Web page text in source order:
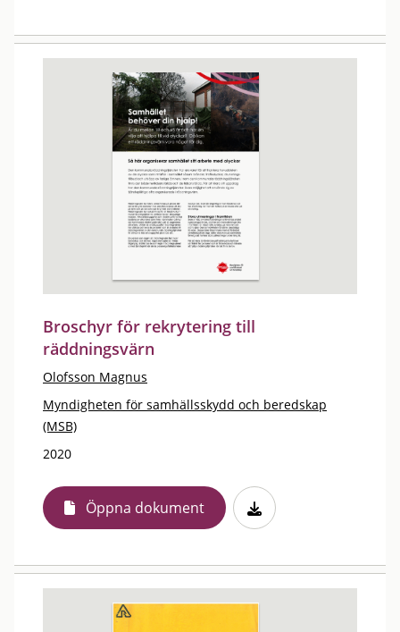
Broschyr för rekrytering till
räddningsvärn
Olofsson Magnus
Myndigheten för samhällsskydd och beredskap
(MSB)
2020
Öppna dokument